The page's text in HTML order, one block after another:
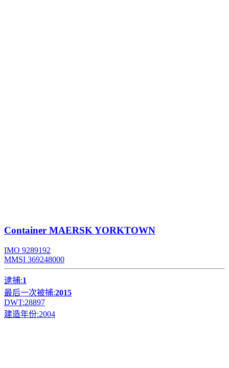
Container MAERSK YORKTOWN
IMO 9289192
MMSI 369248000
逮捕:1
最后一次被捕:2015
DWT:28897
建造年份:2004